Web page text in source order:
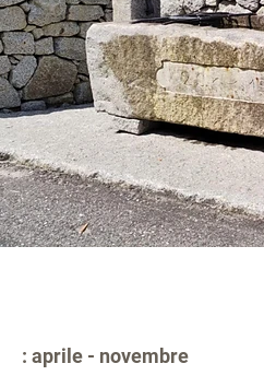
: aprile - novembre